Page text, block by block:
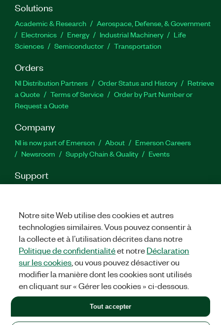
Solutions
Academic & Research
Aerospace, Defense, & Government
Electronics
Energy Industrial Machinery
Life
Sciences
Semiconductor Transportation
Orders
NI Distribution Partners Order Status and History
Retrieve
a Quote
Terms of Service
Order by Part Number or
Request a Quote
Company
NI is now part of Emerson About
Emerson Careers
Newsroom
Supply Chain & Quality Events
Support
Feedback
Facebook
TwitterLinkedIn
United States
LEGAL|IMPRINT|PRIVACY|Gérer les cookies
©2026NATIONAL INSTRUMENTS CORP. ALL RIGHTS RESERVED.
+1 877 388 1952
Notre site Web utilise des cookies et autres
technologies similaires. Vous pouvez consentir à
la collecte et à l’utilisation décrites dans notre
Politique de confidentialitéet notreDéclaration
sur les cookies , ou vous pouvez désactiver ou
modifier la manière dont les cookies sont utilisés
en cliquant sur « Gérer les cookies » ci-dessous.
Tout accepter